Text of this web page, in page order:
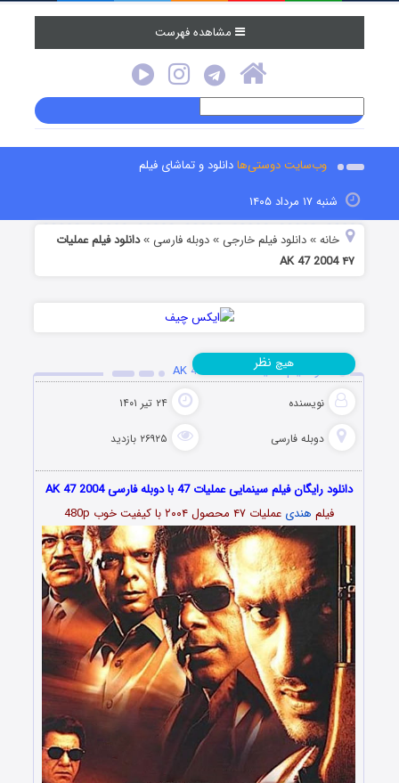
مشاهده فهرست
وب‌سایت دوستی‌هادانلود و تماشای فیلم
شنبه ۱۷ مرداد ۱۴۰۵
خانه »دانلود فیلم خارجی »دوبله فارسی »دانلود فیلم عملیات
۴۷ AK 47 2004
دانلود فیلم عملیات ۴۷ AK 47 2004
نویسنده ۲۴ تیر ۱۴۰۱
دوبله فارسی ۲۶۹۲۵ بازدید
هیچ نظر
دانلود رایگان فیلم سینمایی عملیات 47 با دوبله فارسی AK 47 2004
فیلم هندی عملیات ۴۷ محصول ۲۰۰۴ با کیفیت خوب 480p